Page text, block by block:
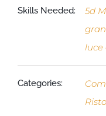
Skills Needed:
5d
Categories: